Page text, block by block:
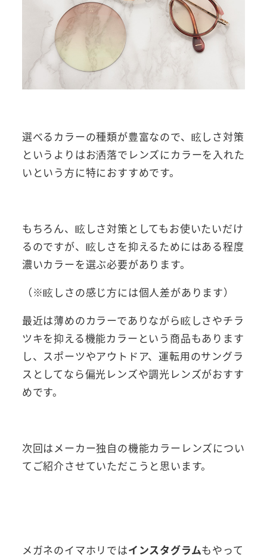
選べるカラーの種類が豊富なので、眩しさ対策
というよりはお洒落でレンズにカラーを入れた
いという方に特におすすめです。
もちろん、眩しさ対策としてもお使いたいだけ
るのですが、眩しさを抑えるためにはある程度
濃いカラーを選ぶ必要があります。
（※眩しさの感じ方には個人差があります）
最近は薄めのカラーでありながら眩しさやチラ
ツキを抑える機能カラーという商品もあります
し、スポーツやアウトドア、運転用のサングラ
スとしてなら偏光レンズや調光レンズがおすす
めです。
次回はメーカー独自の機能カラーレンズについ
てご紹介させていただこうと思います。
メガネのイマホリではインスタグラムもやって